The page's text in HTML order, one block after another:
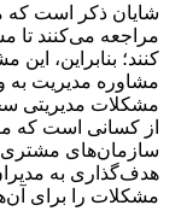
شایان ذکر است که
مراجعه می‌کنند تا
کنند؛ بنابراین،
مشاوره مدیریت به
مشکلات مدیریتی
از کسانی است که
سازمان‌های مشتری
هدف‌گذاری به
مشکلات را برای